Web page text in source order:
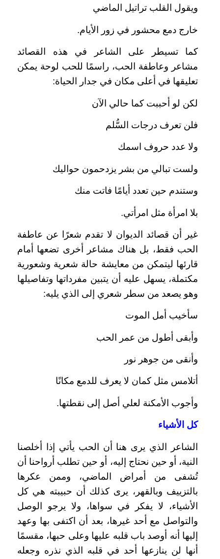
ويقول القلب تراتيل الماضي
خارج دمع محشور في زور الأيام.
كما تسيطر على الشاعر في هذه القصائد
مشاعر وعاطفة الحب، راسمًا للحب لوحة يمكن
تعليقها في أعلى مكان في جدار الحياة:
لكن لو أحببت كما حالي الآن
فلن تعرف درجات السُّلم
ولا عدد حروف اسمك
ولست تبالي من بشر يزدحمون حواليك
وستندم حين تعدد أيامًا فاتت منك
بلا امرأة مثل امرأتي.
غير أن قصائد الديوان لا تقدم شعرًا عن عاطفة
الحب فقط، بل هناك مشاعر أخرى تضعها أمام
قارئها ليتمكن من معايشة حالة شعرية وشعورية
مكتملة، يسهل عليه أن يتبين مفرداتها وتفاصيلها
وهو يصعد من سطر شعري إلى الذي يليه:
سأخيب أمل الموت
وأبقى أطول من عمر الحب
وأنقى من جوهر نور
أتلامس مثل كمان لا يعرف للدمع مكانًا
وأجوب الأمكنة لعلي أصل إلى نقطتها.
كل الأشياء
الشاعر الذي يرى هنا أن الحب يأتي إذا أخلصنا
النية، أو حين نحتاج إليه، أو حين تطلب أرواحنا أن
تُشفى من أمراض الماضي، وممن عكرها
بالتزييف وبالقهر، يرى كذلك أن حبيبته هي كل
الأشياء، لا يفكر في سواها، ولا يرجو الوصل
والتواصل مع أحد غيرها، بعد أن اكتفى بها وعهد
إليها أنه أوصد باب قلبه عليها وعلى حبها، مقسمًا
أنها لن ينازعها أحد في قلبه الذي نذره وجعله